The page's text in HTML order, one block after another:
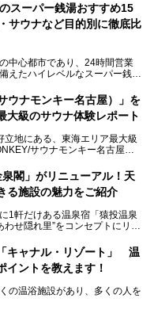
続けてきた施設だからこそ、
待ちわびている人も多いのでは
、2年前からじっくり構想を練
館内の充実度は想像以上。
天エリアや10の浴槽、40人収
に、岩盤浴やリラクゼーション
生まれ変わりました。
て新しくなった「スパアクアス
スーパー銭湯おすすめ15
サウナなど目的別に徹底比
中心都市であり、24時間営業
えたハイレベルなスーパー銭湯
れを心身ともにリセットした
日中ダラダラ過ごしたい」「コ
楽しんでくださいね。
ウナモンキー名古屋）」を
大級のサウナ体験レポート
地にある、東海エリア最大級
サウナモンキー名古屋」
少ないよね」という声をよく耳
良さにも胸が高鳴ります。
ているパブリックサウナが、女
泉閣」がリニューアル！天
る施設の魅力をご紹介
1軒だけある温泉宿「猿投温泉
せ隠れ里”をコンセプトにリニ
お風呂や、新設・改装された客
作られたお料理……。
キャナル・リゾート」 温
イントを教えます！
の温浴施設があり、多くの人を